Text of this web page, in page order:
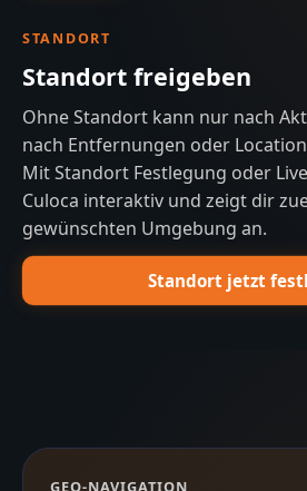
STANDORT
Standort freigeben
Ohne Standort kann nur nach
nach Entfernungen oder
Mit Standort Festlegung oder
Culoca interaktiv und zeigt dir
gewünschten Umgebung an.
Standort jetzt
GEO-NAVIGATION